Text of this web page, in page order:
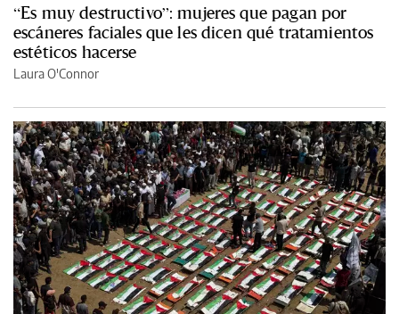
“Es muy destructivo”: mujeres que pagan por
escáneres faciales que les dicen qué tratamientos
estéticos hacerse
Laura O'Connor